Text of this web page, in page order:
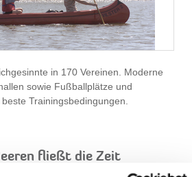
in 170 Vereinen. Moderne
sowie Fußballplätze und
Trainingsbedingungen.
fließt die Zeit